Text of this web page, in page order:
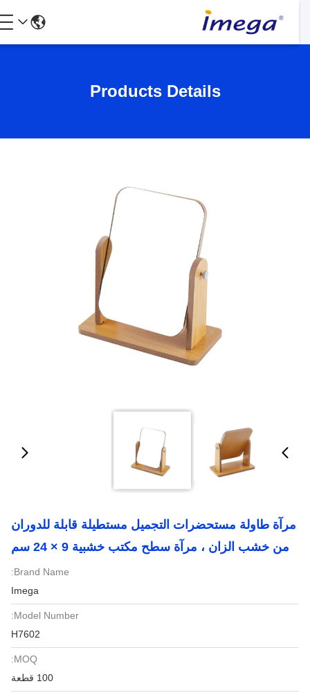
Products Details
مرآة طاولة مستحضرات التجميل مستطيلة قابلة للدوران
من خشب الزان ، مرآة سطح مكتب خشبية 9 × 24 سم
Brand Name:
Imega
Model Number:
H7602
MOQ:
100 قطعة